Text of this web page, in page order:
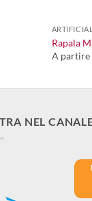
Rapala
A partire
NEL